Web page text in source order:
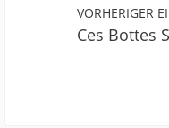
VORHERIGER
Ces Bottes